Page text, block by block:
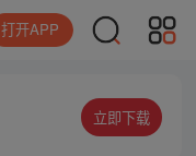
打开APP
立即下载